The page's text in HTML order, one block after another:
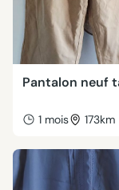
Pantalon neuf
1 mois 173km